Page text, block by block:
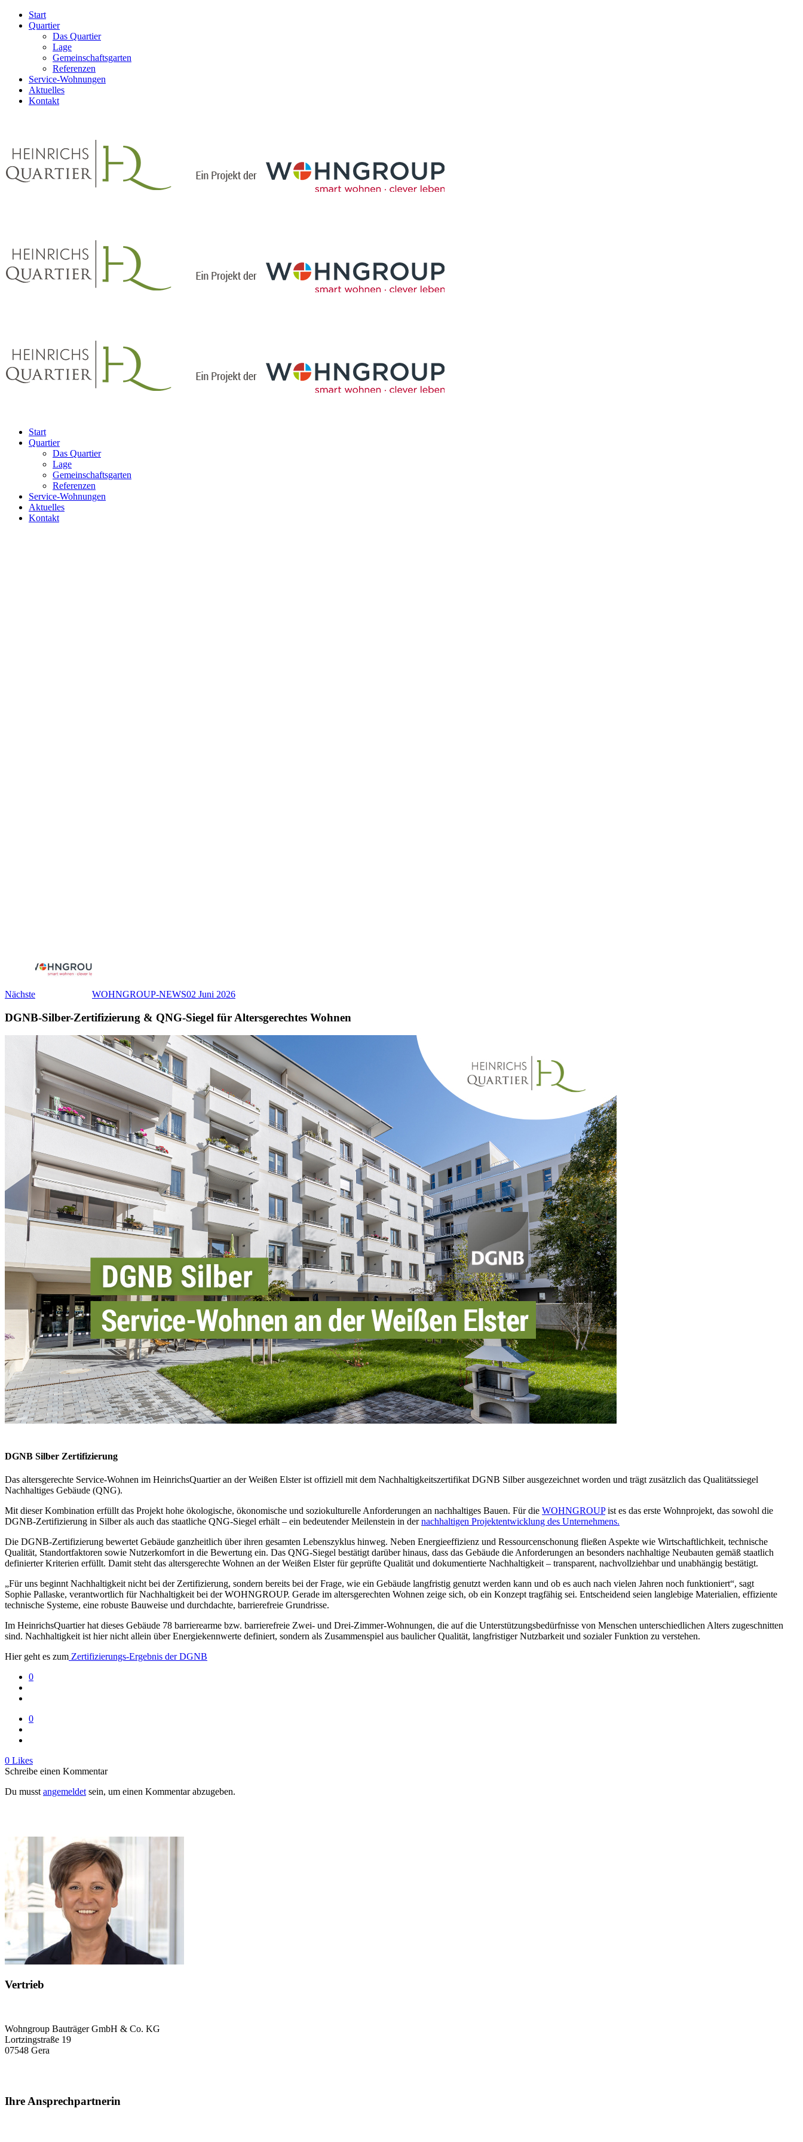
Start
Quartier
Das Quartier
Lage
Gemeinschaftsgarten
Referenzen
Service-Wohnungen
Aktuelles
Kontakt
Start
Quartier
Das Quartier
Lage
Gemeinschaftsgarten
Referenzen
Service-Wohnungen
Aktuelles
Kontakt
Nächste WOHNGROUP-NEWS02 Juni 2026
DGNB-Silber-Zertifizierung & QNG-Siegel für Altersgerechtes Wohnen
DGNB Silber Zertifizierung
Das altersgerechte Service-Wohnen im HeinrichsQuartier an der Weißen Elster ist offiziell mit dem Nachhaltigkeitszertifikat DGNB Silber ausgezeichnet worden und trägt zusätzlich das Qualitätssiegel
Nachhaltiges Gebäude (QNG).
Mit dieser Kombination erfüllt das Projekt hohe ökologische, ökonomische und soziokulturelle Anforderungen an nachhaltiges Bauen. Für die WOHNGROUPist es das erste Wohnprojekt, das sowohl die
DGNB-Zertifizierung in Silber als auch das staatliche QNG-Siegel erhält – ein bedeutender Meilenstein in dernachhaltigen Projektentwicklung des Unternehmens.
Die DGNB-Zertifizierung bewertet Gebäude ganzheitlich über ihren gesamten Lebenszyklus hinweg. Neben Energieeffizienz und Ressourcenschonung fließen Aspekte wie Wirtschaftlichkeit, technische
Qualität, Standortfaktoren sowie Nutzerkomfort in die Bewertung ein. Das QNG-Siegel bestätigt darüber hinaus, dass das Gebäude die Anforderungen an besonders nachhaltige Neubauten gemäß staatlich
definierter Kriterien erfüllt. Damit steht das altersgerechte Wohnen an der Weißen Elster für geprüfte Qualität und dokumentierte Nachhaltigkeit – transparent, nachvollziehbar und unabhängig bestätigt.
„Für uns beginnt Nachhaltigkeit nicht bei der Zertifizierung, sondern bereits bei der Frage, wie ein Gebäude langfristig genutzt werden kann und ob es auch nach vielen Jahren noch funktioniert“, sagt
Sophie Pallaske, verantwortlich für Nachhaltigkeit bei der WOHNGROUP. Gerade im altersgerechten Wohnen zeige sich, ob ein Konzept tragfähig sei. Entscheidend seien langlebige Materialien, effiziente
technische Systeme, eine robuste Bauweise und durchdachte, barrierefreie Grundrisse.
Im HeinrichsQuartier hat dieses Gebäude 78 barrierearme bzw. barrierefreie Zwei- und Drei-Zimmer-Wohnungen, die auf die Unterstützungsbedürfnisse von Menschen unterschiedlichen Alters zugeschnitten
sind. Nachhaltigkeit ist hier nicht allein über Energiekennwerte definiert, sondern als Zusammenspiel aus baulicher Qualität, langfristiger Nutzbarkeit und sozialer Funktion zu verstehen.
Hier geht es zum Zertifizierungs-Ergebnis der DGNB
0
0
0 Likes
Schreibe einen Kommentar
Du musst angemeldet sein, um einen Kommentar abzugeben.
Vertrieb
Wohngroup Bauträger GmbH & Co. KG
Lortzingstraße 19
07548 Gera
Ihre Ansprechpartnerin